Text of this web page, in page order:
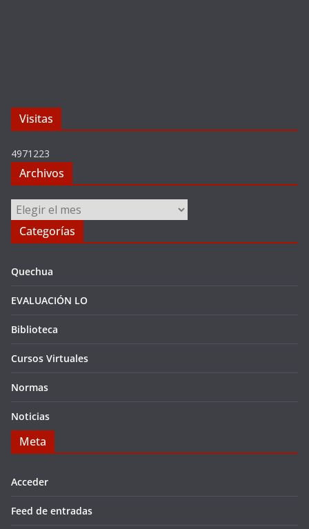
Visitas
4971223
Archivos
Archivos
Categorías
Quechua
EVALUACIÓN LO
Biblioteca
Cursos Virtuales
Normas
Noticias
Meta
Acceder
Feed de entradas